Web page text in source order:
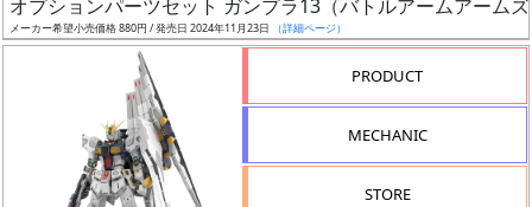
中
オプションパーツセット ガンプラ13（バトルアームアーム
メーカー希望小売価格 880円 / 発売日 2024年11月23日 （詳細ページ）
PRODUCT
MECHANIC
STORE